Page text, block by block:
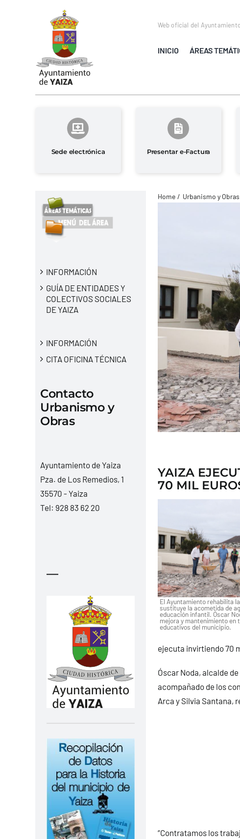
Web oficial del
INICIO ÁREAS
Sede electrónica Presentar e-Factura
INFORMACIÓN
GUÍA DE ENTIDADES Y
COLECTIVOS SOCIALES
DE YAIZA
INFORMACIÓN
CITA OFICINA TÉCNICA
Contacto
Urbanismo y
Obras
Ayuntamiento de Yaiza
Pza. de Los Remedios, 1
35570 - Yaiza
Tel: 928 83 62 20
—
Home Urbanismo y Obras
YAIZA
70 MIL
El Ayuntamiento rehabilita
sustituye la acometida de
educación infantil. Óscar
mejora y mantenimiento en
educativos del municipio.
ejecuta invirtiendo 70
Óscar Noda, alcalde
acompañado de los
Arca y Silvia Santana,
“Contratamos los